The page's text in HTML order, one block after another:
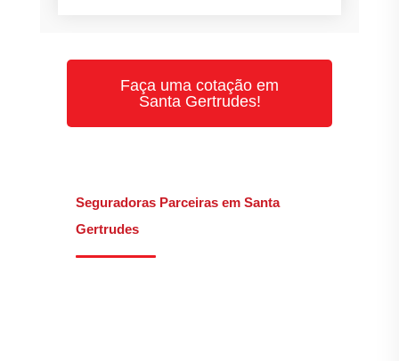
Faça uma cotação em
Santa Gertrudes!
Seguradoras Parceiras em Santa
Gertrudes